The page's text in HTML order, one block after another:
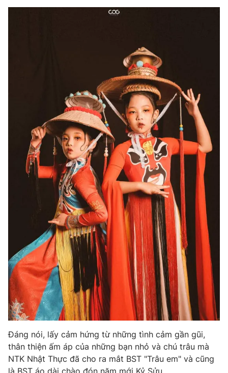
Giấy phép hoạt động báo in và báo điện tử số 483/GP-BTTTT
Vũ Thanh Thủy
Phó Tổng Biên tập:Nguyễn Thị Mỹ Hạnh, Phạm Quốc Thắng,
Nguyễn Trọng Ninh
Tổng đài VTV:024.38 355 931 - 024.38 355 932
Ðiện thoại Thời báo VTV:024.66 897 897
Email:toasoan@vtv.vn
Liên hệ quảng cáo:024-7300.7108
® Cấm sao chép dưới mọi hình thức nếu không có sự chấp
thuận bằng văn bản. Ghi rõ nguồn VTV.vn khi phát hành lại
thông tin từ website này.
Đáng nói, lấy cảm hứng từ những tình cảm gần gũi,
thân thiện ấm áp của những bạn nhỏ và chú trâu mà
NTK Nhật Thực đã cho ra mắt BST "Trâu em" và cũng